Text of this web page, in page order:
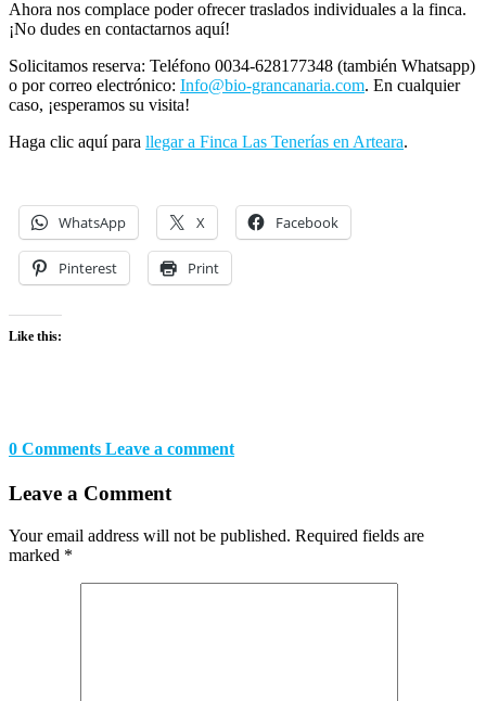
Ahora nos complace poder ofrecer traslados individuales a la finca.
¡No dudes en contactarnos aquí!
Solicitamos reserva: Teléfono 0034-628177348 (también Whatsapp)
o por correo electrónico: Info@bio-grancanaria.com. En cualquier
caso, ¡esperamos su visita!
Haga clic aquí para llegar a Finca Las Tenerías en Arteara.
WhatsApp X Facebook
Pinterest Print
Like this:
0 Comments Leave a comment
Leave a Comment
Your email address will not be published. Required fields are
marked *